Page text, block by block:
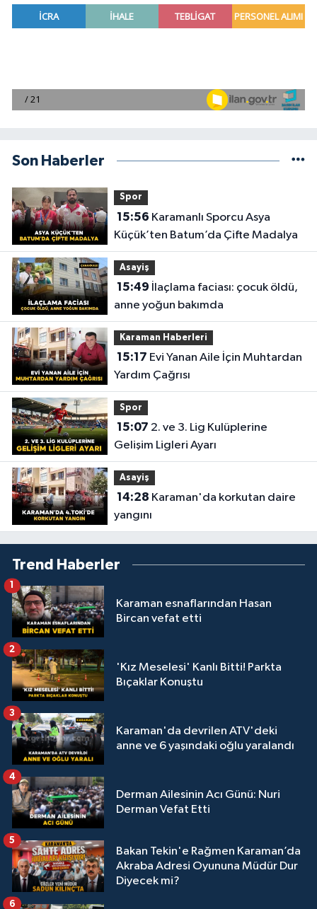
Son Haberler
Spor
15:56
Küçük’ten Batum’da Çifte Madalya
Asayiş
15:49
anne yoğun bakımda
Karaman Haberleri
15:17
Yardım Çağrısı
Spor
15:07
Gelişim Ligleri Ayarı
Asayiş
14:28
yangını
Trend Haberler
Karaman esnaflarından Hasan
Bircan vefat etti
1
'Kız Meselesi' Kanlı Bitti! Parkta
Bıçaklar Konuştu
2
Karaman'da devrilen ATV'deki
anne ve 6 yaşındaki oğlu yaralandı
3
Derman Ailesinin Acı Günü: Nuri
Derman Vefat Etti
4
Bakan Tekin'e Rağmen Karaman’da
Akraba Adresi Oyununa Müdür Dur
Diyecek mi?
5
6